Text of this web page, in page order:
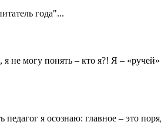
года"...
могу понять – кто я?! Я –
я осознаю: главное – это